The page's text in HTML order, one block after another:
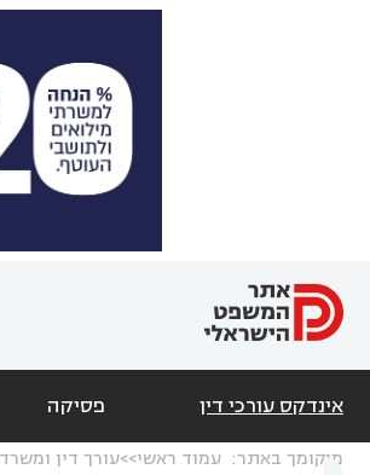
אינדקס עורכי דין פסיקה
מיקומך באתר: עמוד ראשי עורך דין